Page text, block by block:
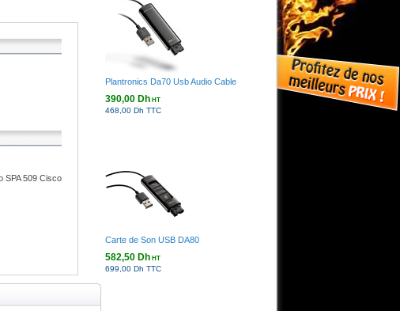
SPA 509 Cisco
Plantronics Da70 Usb Audio Cable
390,00 DhHT
468,00 Dh TTC
Carte de Son USB DA80
582,50 DhHT
699,00 Dh TTC